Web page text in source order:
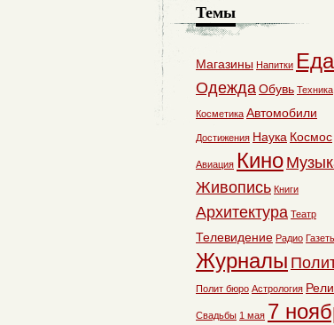
Темы
Магазины Напитки Еда
ОдеждаОбувь Техника
Косметика Автомобили
Достижения Наука Космос
Авиация Кино
Живопись Книги
Архитектура Театр
Телевидение Радио
Журналы
Полит бюро Астрология
Свадьбы 1 мая 7